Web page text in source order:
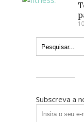
Subscreva a